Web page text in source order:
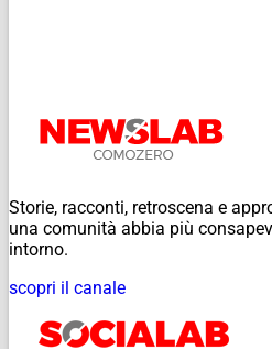
Storie, racconti, retroscena e
una comunità abbia più
intorno.
scopri il canale